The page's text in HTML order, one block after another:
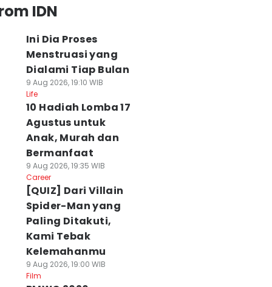
IDN
Ini Dia Proses
Menstruasi yang
Dialami Tiap Bulan
9 Aug 2026, 19:10 WIB
Life
10 Hadiah Lomba 17
Agustus untuk
Anak, Murah dan
Bermanfaat
9 Aug 2026, 19:35 WIB
Career
[QUIZ] Dari Villain
Spider-Man yang
Paling Ditakuti,
Kami Tebak
Kelemahanmu
9 Aug 2026, 19:00 WIB
Film